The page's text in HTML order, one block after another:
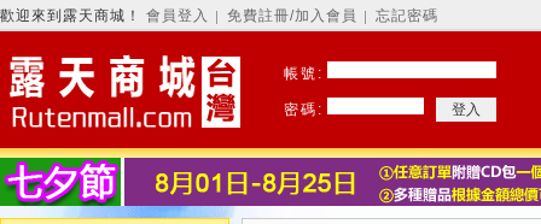
歡迎來到露天商城！ 會員登入 免費註冊/加入會員 忘記密碼
帳號:
密碼: